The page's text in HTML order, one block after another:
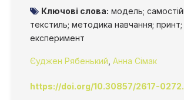
Ключові слова: модель;
текстиль; методика навчання; принт;
експеримент
Єуджен Рябенький Анна Сімак
https://doi.org/10.30857/2617-